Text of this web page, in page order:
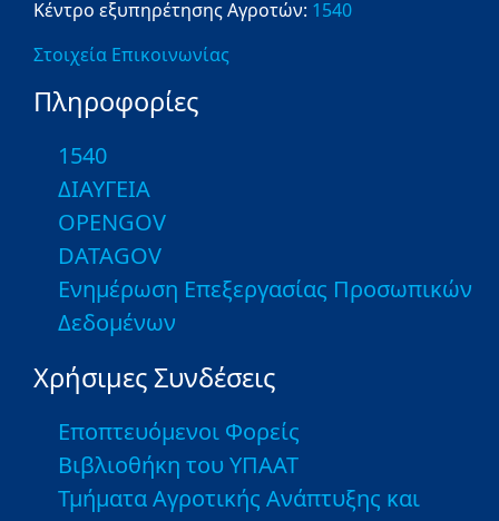
Κέντρο εξυπηρέτησης Αγροτών: 1540
Στοιχεία Επικοινωνίας
Πληροφορίες
1540
ΔΙΑΥΓΕΙΑ
OPENGOV
DATAGOV
Ενημέρωση Επεξεργασίας Προσωπικών
Δεδομένων
Χρήσιμες Συνδέσεις
Εποπτευόμενοι Φορείς
Βιβλιοθήκη του ΥΠΑΑΤ
Τμήματα Αγροτικής Ανάπτυξης και